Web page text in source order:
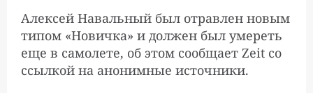
фальсификации
отравления Навального
Алексей Навальный был отравлен новым
типом «Новичка» и должен был умереть
еще в самолете, об этом сообщает Zeit со
ссылкой на анонимные источники.